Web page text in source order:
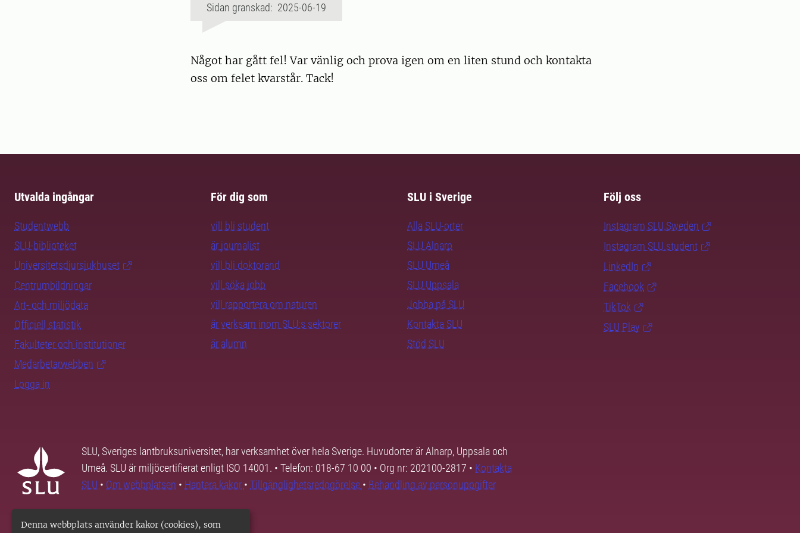
Denna webbplats använder kakor (cookies), som
Sidan granskad: 2025-06-19
Något har gått fel! Var vänlig och prova igen om en liten stund och kontakta
oss om felet kvarstår. Tack!
Utvalda ingångar
Studentwebb
SLU-biblioteket
Universitetsdjursjukhuset
Centrumbildningar
Art- och miljödata
Officiell statistik
Fakulteter och institutioner
Medarbetarwebben
Logga in
För dig som
vill bli student
är journalist
vill bli doktorand
vill söka jobb
vill rapportera om naturen
är verksam inom SLU:s sektorer
är alumn
SLU i Sverige
Alla SLU-orter
SLU Alnarp
SLU Umeå
SLU Uppsala
Jobba på SLU
Kontakta SLU
Stöd SLU
Följ oss
Instagram SLU.Sweden
Instagram SLU.student
LinkedIn
Facebook
TikTok
SLU Play
SLU, Sveriges lantbruksuniversitet, har verksamhet över hela Sverige. Huvudorter är Alnarp, Uppsala och
Umeå. SLU är miljöcertifierat enligt ISO 14001. • Telefon: 018-67 10 00 • Org nr: 202100-2817 • Kontakta
SLU • Om webbplatsen • Hantera kakor • Tillgänglighetsredogörelse • Behandling av personuppgifter